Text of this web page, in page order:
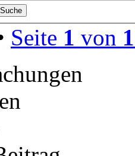
Seite 1 von